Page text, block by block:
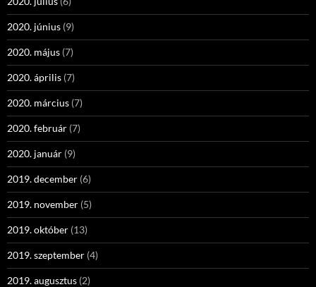
2020. június (9)
2020. május (7)
2020. április (7)
2020. március (7)
2020. február (7)
2020. január (9)
2019. december (6)
2019. november (5)
2019. október (13)
2019. szeptember (4)
2019. augusztus (2)